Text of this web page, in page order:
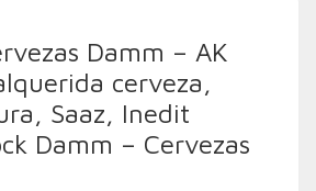
Damm – AK
cerveza,
Saaz, Inedit
Damm – Cervezas